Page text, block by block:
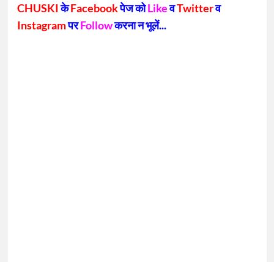
CHUSKIकेFacebookपेज कोLikeवTwitterव
InstagramपरFollowकरना न भूलें...